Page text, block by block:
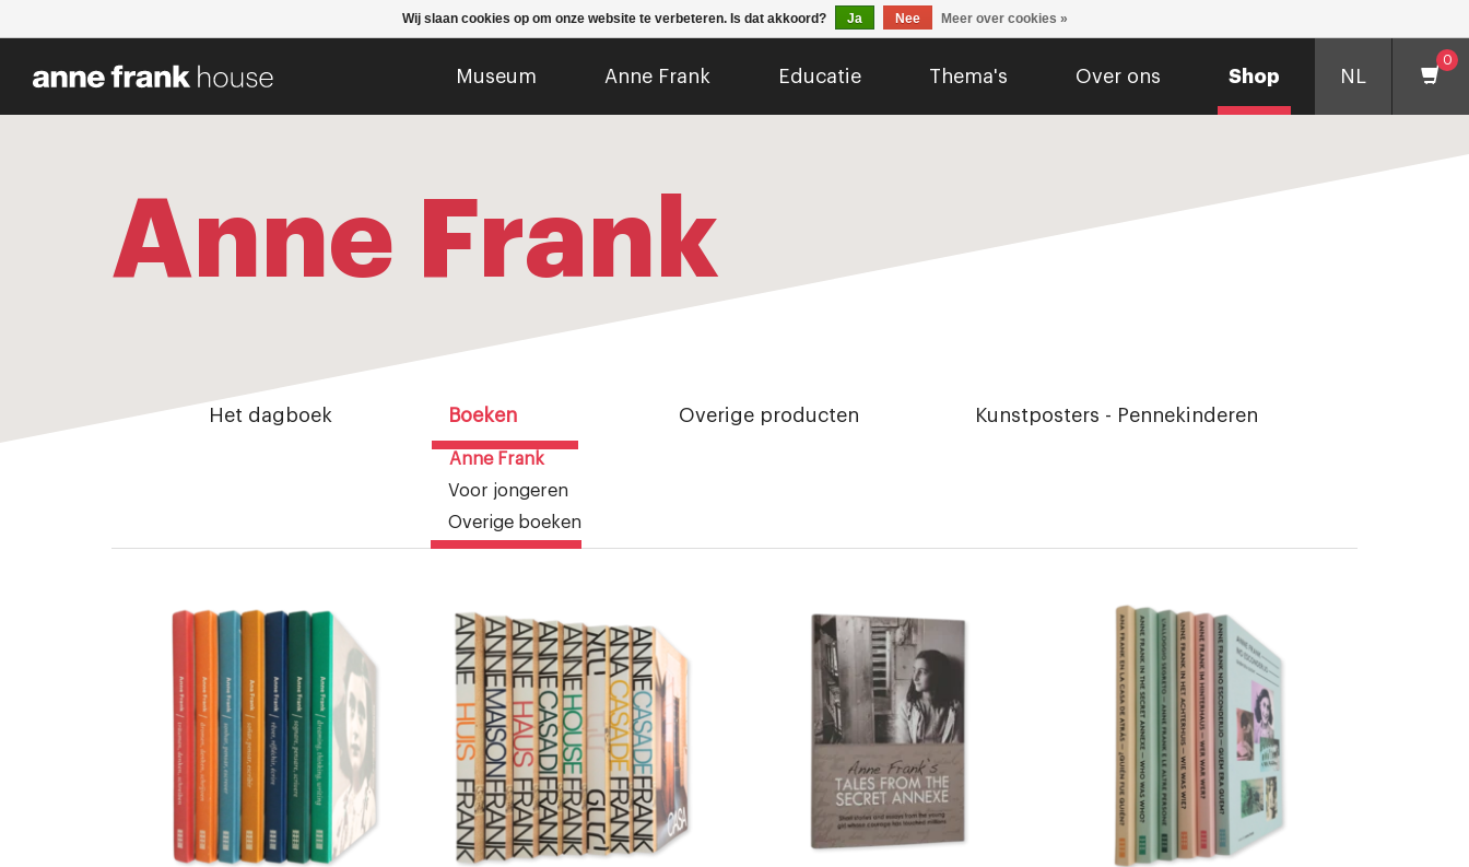
Museum Anne Frank Educatie Thema's Over ons Shop NL
0
Anne Frank
Het dagboek Boeken
Anne Frank
Voor jongeren
Overige boeken
Overige producten Kunstposters - Pennekinderen
Wij slaan cookies op om onze website te verbeteren. Is dat akkoord? Ja Nee Meer over cookies »